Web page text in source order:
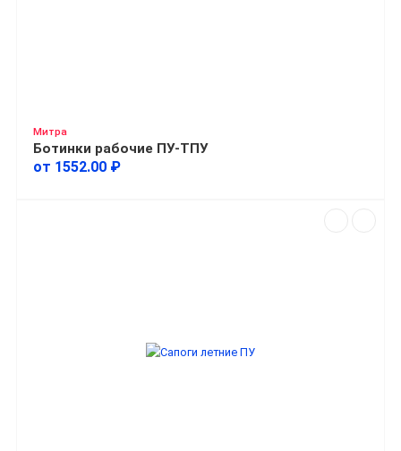
Митра
Ботинки рабочие ПУ-ТПУ
от 1552.00 ₽